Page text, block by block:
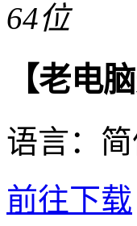
64位
【老电
语言：
前往下载